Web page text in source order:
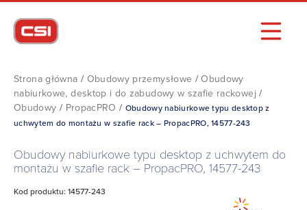
Strona główna / Obudowy przemysłowe /Obudowy
nabiurkowe, desktop i do zabudowy w szafie rackowej /
Obudowy / PropacPRO / Obudowy nabiurkowe typu desktop z
uchwytem do montażu w szafie rack – PropacPRO, 14577-243
Obudowy nabiurkowe typu desktop z uchwytem do
montażu w szafie rack – PropacPRO, 14577-243
Kod produktu: 14577-243